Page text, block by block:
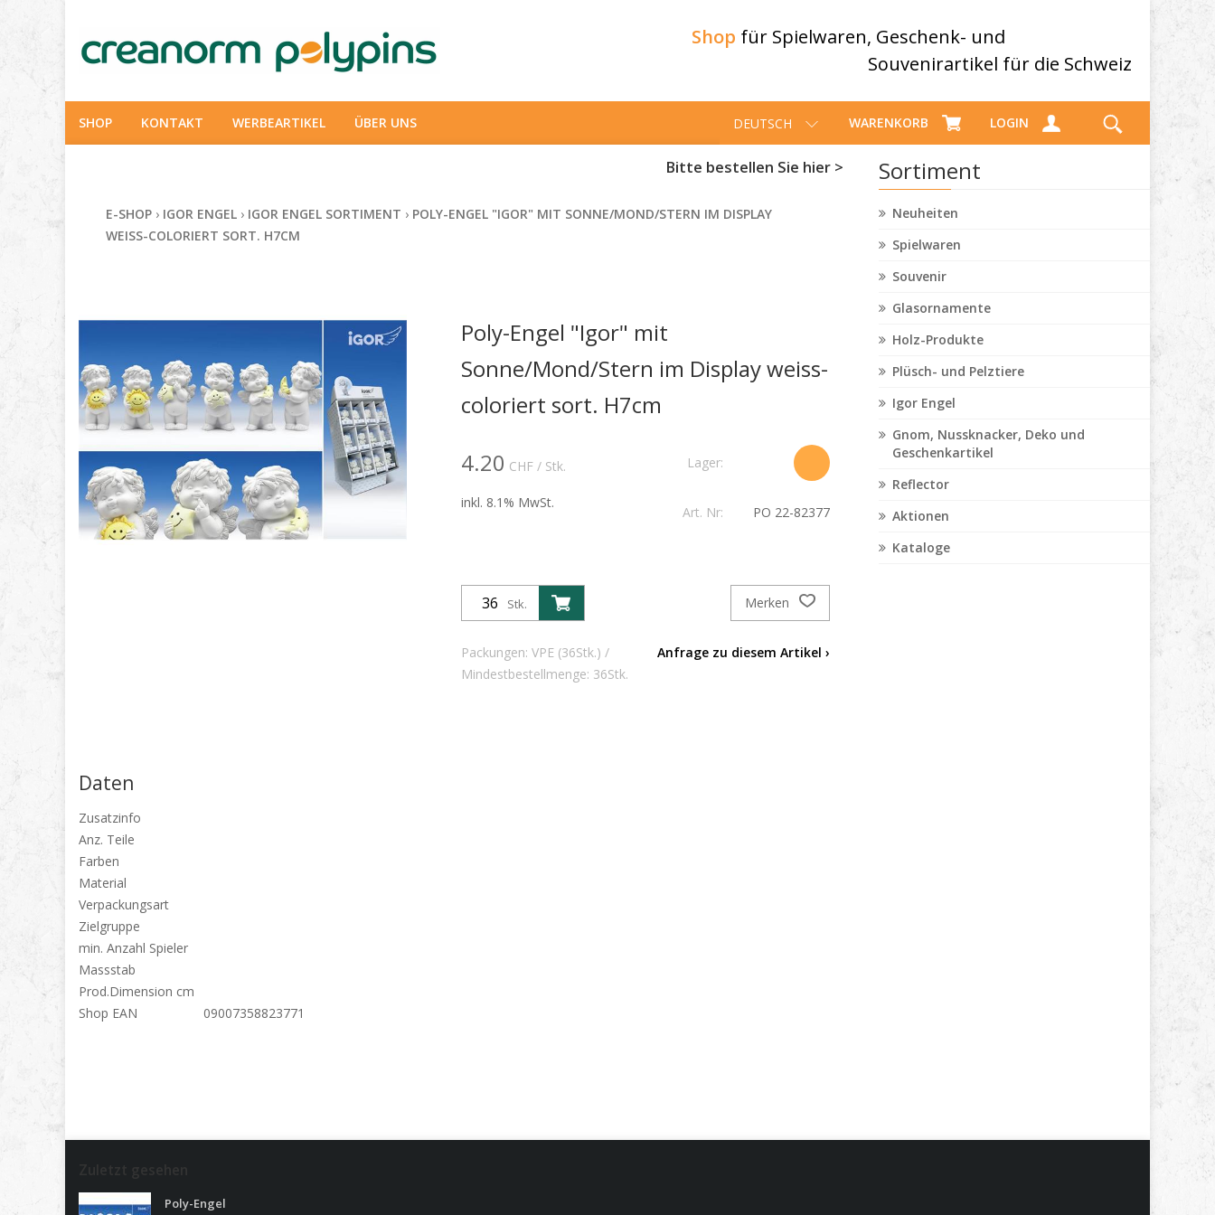
Shop für Spielwaren, Geschenk- und
Souvenirartikel für die Schweiz
DEUTSCH WARENKORB LOGIN
SHOP KONTAKT WERBEARTIKEL ÜBER UNS
Sortiment
Neuheiten
Spielwaren
Souvenir
Glasornamente
Holz-Produkte
Plüsch- und Pelztiere
Igor Engel
Gnom, Nussknacker, Deko und
Geschenkartikel
Reflector
Aktionen
Kataloge
Bitte bestellen Sie hier >
E-SHOP › IGOR ENGEL › IGOR ENGEL SORTIMENT › POLY-ENGEL "IGOR" MIT SONNE/MOND/STERN IM DISPLAY
WEISS-COLORIERT SORT. H7CM
Poly-Engel "Igor" mit
Sonne/Mond/Stern im Display weiss-
coloriert sort. H7cm
4.20 CHF / Stk.
inkl. 8.1% MwSt.
Lager:
Art. Nr: PO 22-82377
Stk.
Packungen: VPE (36Stk.) /
Mindestbestellmenge: 36Stk.
Merken
Anfrage zu diesem Artikel ›
Daten
Zusatzinfo
Anz. Teile
Farben
Material
Verpackungsart
Zielgruppe
min. Anzahl Spieler
Massstab
Prod.Dimension cm
Shop EAN
09007358823771
Poly-Engel